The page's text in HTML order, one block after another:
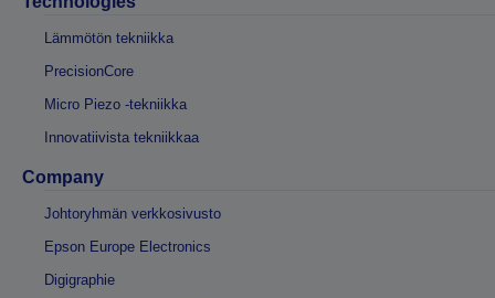
Lämmötön tekniikka
PrecisionCore
Micro Piezo -tekniikka
Innovatiivista tekniikkaa
Company
Johtoryhmän verkkosivusto
Epson Europe Electronics
Digigraphie